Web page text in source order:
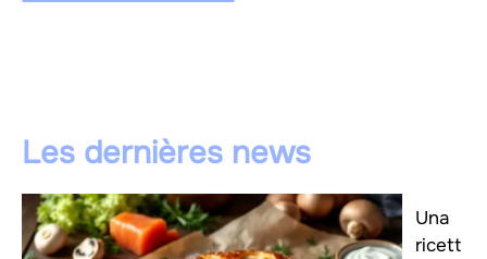
Les dernières news
Una
ricett